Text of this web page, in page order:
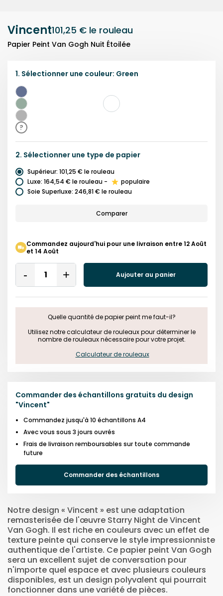
Vincent101,25 € le rouleau
Papier Peint Van Gogh Nuit Étoilée
1. Sélectionner une couleur: Green
Bleu
Vert
Gris
?
2. Sélectionner une type de papier
Supérieur: 101,25 € le rouleau
Luxe: 164,54 € le rouleau -
populaire
Soie Superluxe: 246,81 € le rouleau
Comparer
Commandez aujourd'hui pour une livraison entre 12 Août
et 14 Août
Quantity
Remove
One
Add
One
Aujouter au panier
Quelle quantité de papier peint me faut-il?
Utilisez notre calculateur de rouleaux pour déterminer le
nombre de rouleaux nécessaire pour votre projet.
Calculateur de rouleaux
Commander des échantillons gratuits du design
"Vincent"
Commandez jusqu'à 10 échantillons A4
Avec vous sous 3 jours ouvrés
Frais de livraison remboursables sur toute commande
future
Commander des échantillons
Notre design « Vincent » est une adaptation
remasterisée de l'œuvre Starry Night de Vincent
Van Gogh. Il est riche en couleurs avec un effet de
texture peinte qui conserve le style impressionniste
authentique de l'artiste. Ce papier peint Van Gogh
sera un excellent sujet de conversation pour
n'importe quel espace et avec plusieurs couleurs
disponibles, est un design polyvalent qui pourrait
fonctionner dans une variété de pièces.